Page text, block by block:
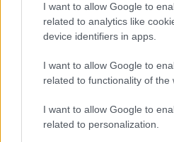
I want to allow Google to
related to analytics like
device identifiers in apps.
I want to allow Google to
related to functionality of the
I want to allow Google to
related to personalization.
Támogasd
a
Kapcsolódó hírek